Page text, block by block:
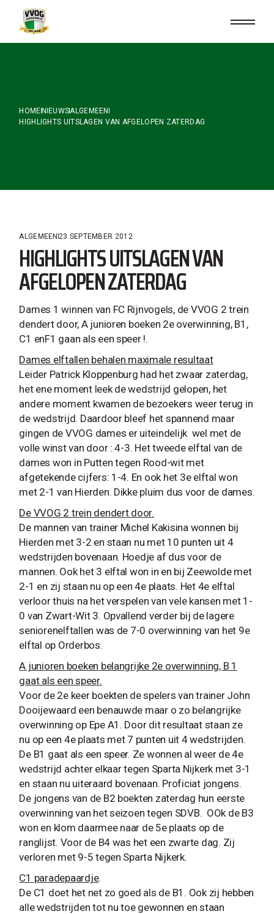
content
HOME NIEUWSALGEMEEN
HIGHLIGHTS UITSLAGEN VAN AFGELOPEN ZATERDAG
ALGEMEEN 23 SEPTEMBER 2012
HIGHLIGHTS UITSLAGEN VAN
AFGELOPEN ZATERDAG
Dames 1 winnen van FC Rijnvogels, de VVOG 2 trein
dendert door, A junioren boeken 2e overwinning, B1,
C1 enF1 gaan als een speer !.
Dames elftallen behalen maximale resultaat
Leider Patrick Kloppenburg had het zwaar zaterdag,
het ene moment leek de wedstrijd gelopen, het
andere moment kwamen de bezoekers weer terug in
de wedstrijd. Daardoor bleef het spannend maar
gingen de VVOG dames er uiteindelijk wel met de
volle winst van door : 4-3. Het tweede elftal van de
dames won in Putten tegen Rood-wit met
afgetekende cijfers: 1-4. En ook het 3e elftal won
met 2-1 van Hierden. Dikke pluim dus voor de dames.
De VVOG 2 trein dendert door.
De mannen van trainer Michel Kakisina wonnen bij
Hierden met 3-2 en staan nu met 10 punten uit 4
wedstrijden bovenaan. Hoedje af dus voor de
mannen. Ook het 3 elftal won in en bij Zeewolde met
2-1 en zij staan nu op een 4e plaats. Het 4e elftal
verloor thuis na het verspelen van vele kansen met 1-
0 van Zwart-Wit 3. Opvallend verder bij de lagere
seniorenelftallen was de 7-0 overwinning van het 9e
elftal op Orderbos.
A junioren boeken belangrijke 2e overwinning, B 1
gaat als een speer.
Voor de 2e keer boekten de spelers van trainer John
Dooijewaard een benauwde maar o zo belangrijke
overwinning op Epe A1. Door dit resultaat staan ze
nu op een 4e plaats met 7 punten uit 4 wedstrijden.
De B1 gaat als een speer. Ze wonnen al weer de 4e
wedstrijd achter elkaar tegen Sparta Nijkerk met 3-1
en staan nu uiteraard bovenaan. Proficiat jongens.
De jongens van de B2 boekten zaterdag hun eerste
overwinning van het seizoen tegen SDVB. OOk de B3
won en klom daarmee naar de 5e plaats op de
ranglijst. Voor de B4 was het een zwarte dag. Zij
verloren met 9-5 tegen Sparta Nijkerk.
C1 paradepaardje.
De C1 doet het net zo goed als de B1. Ook zij hebben
alle wedstrijden tot nu toe gewonnen en staan